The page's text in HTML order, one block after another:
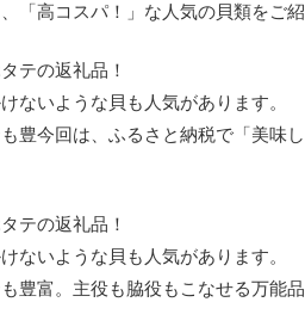
「高コスパ！」な人気の貝類をご紹
テの返礼品！
ないような貝も人気があります。
豊今回は、ふるさと納税で「美味
テの返礼品！
ないような貝も人気があります。
豊富。主役も脇役もこなせる万能